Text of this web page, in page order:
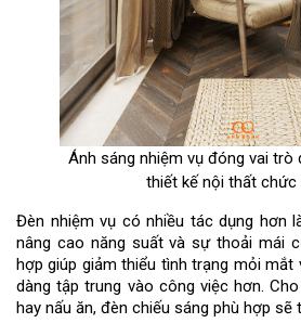
Ánh sáng nhiệm vụ đóng vai trò
thiết kế nội thất chức
Đèn nhiệm vụ có nhiều tác dụng hơn
nâng cao năng suất và sự thoải mái
hợp giúp giảm thiểu tình trạng mỏi mắt
dàng tập trung vào công việc hơn.
hay nấu ăn, đèn chiếu sáng phù hợp sẽ